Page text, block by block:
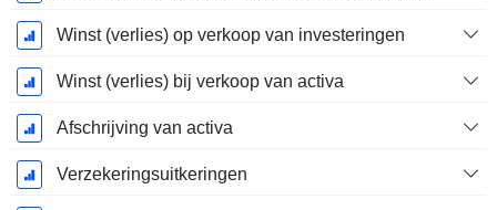
Winst (verlies) op verkoop van investeringen
Winst (verlies) bij verkoop van activa
Afschrijving van activa
Verzekeringsuitkeringen